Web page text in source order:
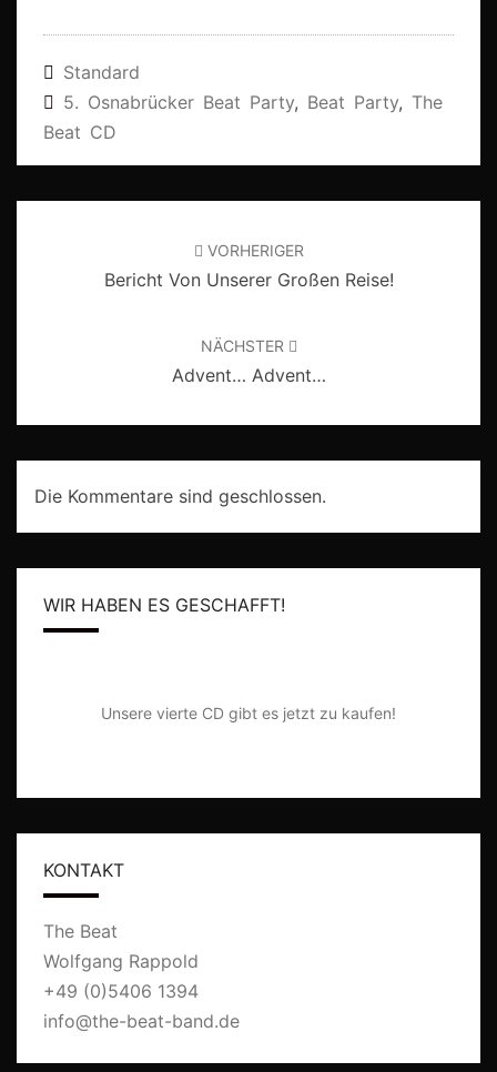
Standard
5. Osnabrücker Beat Party, Beat Party, The
Beat CD
VORHERIGER
Bericht Von Unserer Großen Reise!
NÄCHSTER
Advent… Advent…
Die Kommentare sind geschlossen.
WIR HABEN ES GESCHAFFT!
Unsere vierte CD gibt es jetzt zu kaufen!
KONTAKT
The Beat
Wolfgang Rappold
+49 (0)5406 1394
info@the-beat-band.de